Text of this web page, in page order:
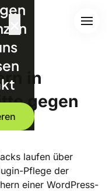
in
gegen
laufen über
Pflege der
einer WordPress-